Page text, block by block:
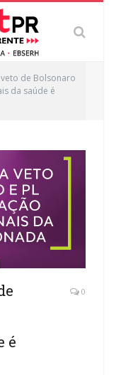
de Bolsonaro
da saúde é
é
0